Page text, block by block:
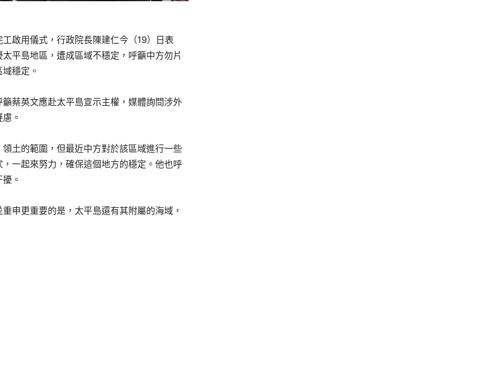
啟用儀式，行政院長陳建仁今（19）日表
平島地區，遭成區域不穩定，呼籲中方勿片
穩定。
蔡英文應赴太平島宣示主權，媒體詢問涉外
。
土的範圍，但最近中方對於該區域進行一些
一起來努力，確保這個地方的穩定。他也呼
。
申更重要的是，太平島還有其附屬的海域，